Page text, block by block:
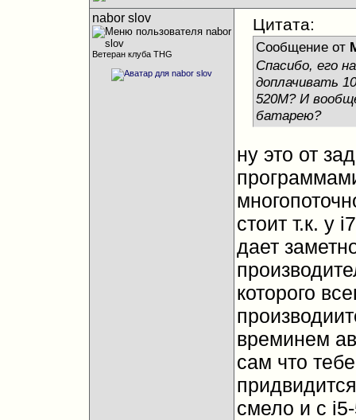
nabor slov
Ветеран клуба THG
Цитата:
Сообщение от
Спасибо, его
доплачивать
520M? И
батарею?
ну это от
стоит т.к. у
дает
которого
времинем
сам что
смело и с